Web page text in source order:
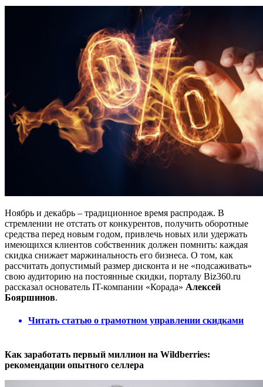
Ноябрь и декабрь – традиционное время распродаж. В
стремлении не отстать от конкурентов, получить оборотные
средства перед новым годом, привлечь новых или удержать
имеющихся клиентов собственник должен помнить: каждая
скидка снижает маржинальность его бизнеса. О том, как
рассчитать допустимый размер дисконта и не «подсаживать»
свою аудиторию на постоянные скидки, порталу Biz360.ru
рассказал основатель IT-компании «Корада» Алексей
Бояршинов.
Читать статью о грамотном управлении скидками
Как заработать первый миллион на Wildberries:
рекомендации опытного селлера